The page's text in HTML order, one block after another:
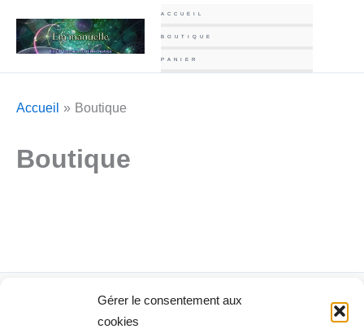
Gérer le consentement aux
cookies
contenu
ACCUEIL
BOUTIQUE
PANIER
Accueil Boutique
Boutique
contacts@em-manuelle.fr